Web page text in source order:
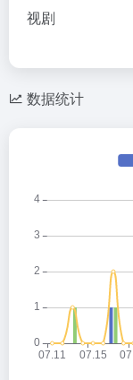
视剧
数据统计